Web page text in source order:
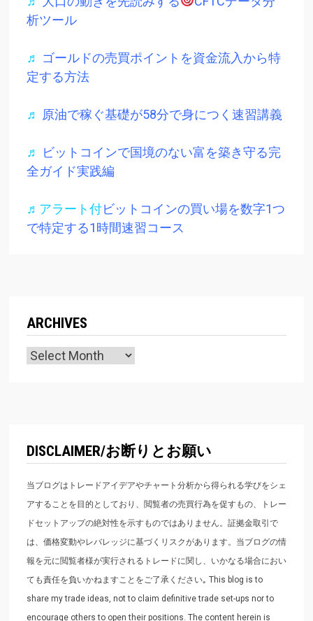
析ツール
♬ ゴールドの売買ポイントを資金流入から特
定する方法
♬ 原油で稼ぐ基礎が58分で身につく速習講義
♬
ビットコインで国境のない富を築き守る完
全ガイド実践編
♬アラート付ビットコインの買い場を数字1つ
で特定する1時間速習コース
ARCHIVES
Archives
DISCLAIMER/お断りとお願い
当ブログはトレードアイデアやチャート分析から得られる学びをシェ
アすることを目的としており、閲覧者の売買行為を促すもの、トレー
ドセットアップの絶対性を示すものではありません。証拠金取引で
は、価格変動やレバレッジに基づくリスクがあります。当ブログの情
報を元に閲覧者様が実行されるトレードに関し、いかなる場合におい
ても責任を負いかねますことをご了承ください｡ This blog is to
share my trade ideas, not to claim definitive trade set-ups nor to
encourage others to open their positions. The content herein is